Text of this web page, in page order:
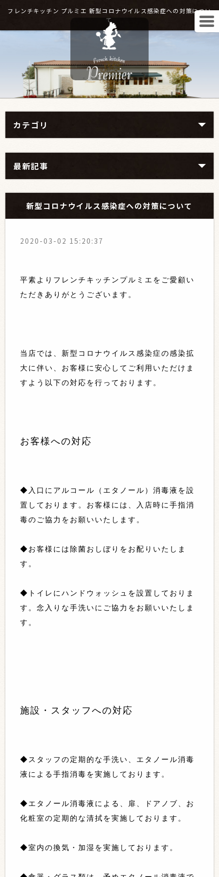
フレンチキッチン プルミエ 新型コロナウイルス感染症への対策につい
て
カテゴリ
最新記事
新型コロナウイルス感染症への対策について
2020-03-02 15:20:37
平素よりフレンチキッチンプルミエをご愛顧い
ただきありがとうございます。
当店では、新型コロナウイルス感染症の感染拡
大に伴い、お客様に安心してご利用いただけま
すよう 以下の対応を行っております。
お客様への対応
◆入口にアルコール（エタノール）消毒液を設
置しております。お客様には、入店時に手指消
毒の ご協力をお願いいたします。
◆お客様には除菌おしぼりをお配りいたしま
す。
◆トイレにハンドウォッシュを設置しておりま
す。念入りな手洗いにご協力をお願いいたしま
す。
施設・スタッフへの対応
◆スタッフの定期的な手洗い、エタノール消毒
液による手指消毒を実施しております。
◆エタノール消毒液による、扉、ドアノブ、お
化粧室の定期的な清拭を実施しております。
◆室内の換気・加湿を実施しております。